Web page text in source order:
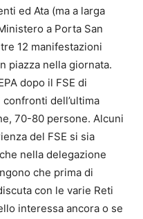
ed Ata (ma a larga
a Porta San
12 manifestazioni
piazza nella giornata.
dopo il FSE di
dell’ultima
70-80 persone. Alcuni
del FSE si sia
nella delegazione
che prima di
con le varie Reti
interessa ancora o se